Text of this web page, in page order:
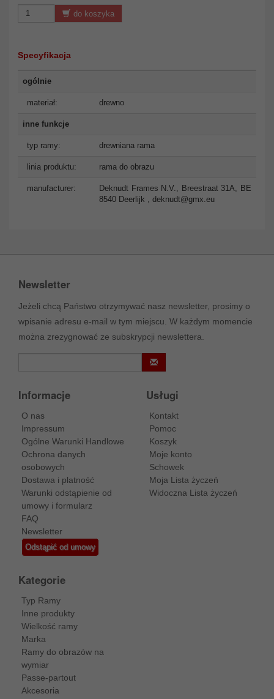
do koszyka
Specyfikacja
ogólnie
materiał: drewno
inne funkcje
typ ramy: drewniana rama
linia produktu: rama do obrazu
manufacturer:
Deknudt Frames N.V., Breestraat 31A, BE
8540 Deerlijk , deknudt@gmx.eu
Newsletter
Jeżeli chcą Państwo otrzymywać nasz newsletter, prosimy o
wpisanie adresu e-mail w tym miejscu. W każdym momencie
można zrezygnować ze subskrypcji newslettera.
Informacje
O nas
Impressum
Ogólne Warunki Handlowe
Ochrona danych
osobowych
Dostawa i platność
Warunki odstąpienie od
umowy i formularz
FAQ
Newsletter
Odstąpić od umowy
Usługi
Kontakt
Pomoc
Koszyk
Moje konto
Schowek
Moja Lista życzeń
Widoczna Lista życzeń
Kategorie
Typ Ramy
Inne produkty
Wielkość ramy
Marka
Ramy do obrazów na
wymiar
Passe-partout
Akcesoria